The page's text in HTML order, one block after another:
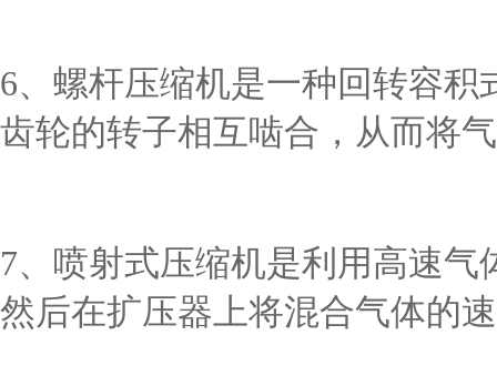
6、螺杆压缩机是一种回转容
齿轮的转子相互啮合，从而将
7、喷射式压缩机是利用高速
然后在扩压器上将混合气体的